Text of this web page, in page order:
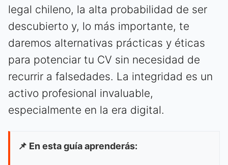
legal chileno, la alta probabilidad de ser
descubierto y, lo más importante, te
daremos alternativas prácticas y éticas
para potenciar tu CV sin necesidad de
recurrir a falsedades. La integridad es un
activo profesional invaluable,
especialmente en la era digital.
📌 En esta guía aprenderás: